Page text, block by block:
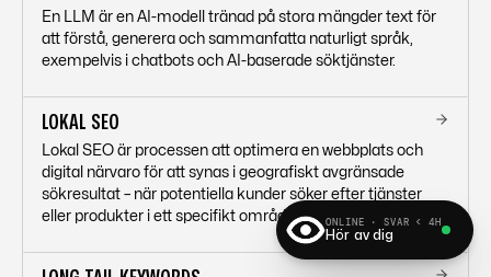
En LLM är en AI-modell tränad på stora mängder text för
att förstå, generera och sammanfatta naturligt språk,
exempelvis i chatbots och AI-baserade söktjänster.
LOKAL SEO
Lokal SEO är processen att optimera en webbplats och
digital närvaro för att synas i geografiskt avgränsade
sökresultat – när potentiella kunder söker efter tjänster
eller produkter i ett specifikt område.
ONLINE · SVAR < 4H
Hör av dig